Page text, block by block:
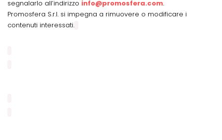
segnalarlo all’indirizzo info@promosfera.com.
Promosfera S.r.l. si impegna a rimuovere o modificare i
contenuti interessati.